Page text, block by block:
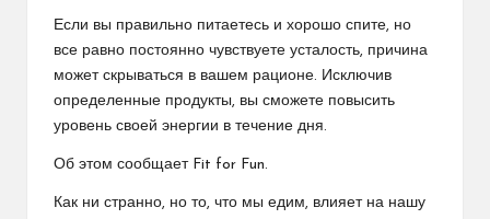
Если вы правильно питаетесь и хорошо спите, но
все равно постоянно чувствуете усталость, причина
может скрываться в вашем рационе. Исключив
определенные продукты, вы сможете повысить
уровень своей энергии в течение дня.
Об этом сообщает Fit for Fun.
Как ни странно, но то, что мы едим, влияет на нашу